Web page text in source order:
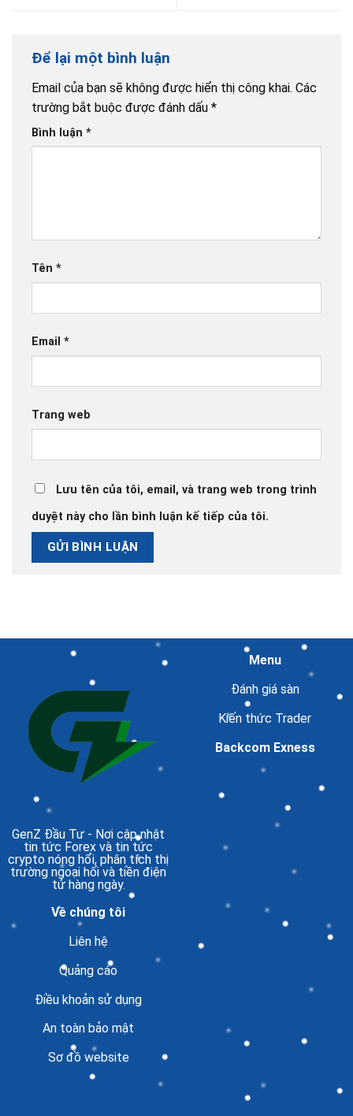
Để lại một bình luận
Email của bạn sẽ không được hiển thị công khai. Các
trường bắt buộc được đánh dấu *
Bình luận *
Tên *
Email *
Trang web
Lưu tên của tôi, email, và trang web trong trình
duyệt này cho lần bình luận kế tiếp của tôi.
GenZ Đầu Tư - Nơi cập nhật
tin tức Forex và tin tức
crypto nóng hổi, phân tích thị
trường ngoại hối và tiền điện
tử hàng ngày.
Menu
Đánh giá sàn
Kiến thức Trader
Backcom Exness
Về chúng tôi
Liên hệ
Quảng cáo
Điều khoản sử dụng
An toàn bảo mật
Sơ đồ website